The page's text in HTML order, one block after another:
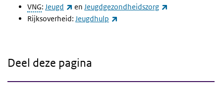
VNG: Jeugd (externe link)
enJeugdgezondheidszorg
Rijksoverheid: Jeugdhulp
Deel deze pagina